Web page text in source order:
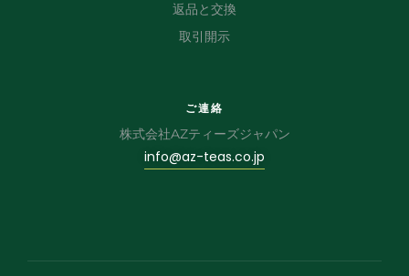
返品と交換
取引開示
ご連絡
株式会社AZティーズジャパン
info@az-teas.co.jp